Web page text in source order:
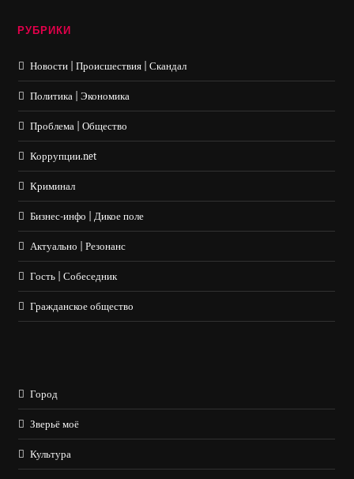
РУБРИКИ
Новости | Происшествия | Скандал
Политика | Экономика
Проблема | Общество
Коррупции.net
Криминал
Бизнес-инфо | Дикое поле
Актуально | Резонанс
Гость | Собеседник
Гражданское общество
Город
Зверьё моё
Культура